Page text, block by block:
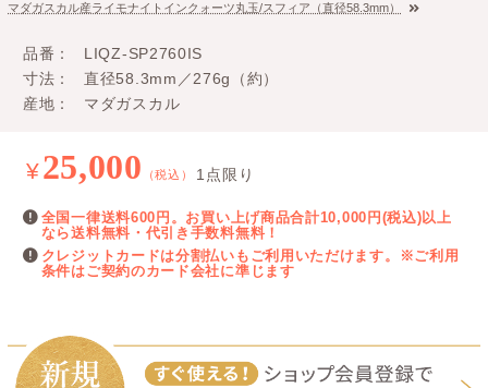
マダガスカル産ライモナイトインクォーツ丸玉/スフィア（直径58.3mm）
品番
LIQZ-SP2760IS
寸法
直径58.3mm／276g（約）
産地
マダガスカル
¥25,000 （税込） 1点限り
全国一律送料600円。お買い上げ商品合計10,000円(税込)以上
なら送料無料・代引き手数料無料！
クレジットカードは分割払いもご利用いただけます。※ご利用
条件はご契約のカード会社に準じます